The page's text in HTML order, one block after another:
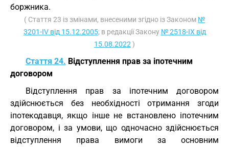
боржника.
( Стаття 23 із змінами, внесеними згідно із Законом №
3201-IV від 15.12.2005; в редакції Закону № 2518-IX від
15.08.2022 )
Стаття 24. Відступлення прав за іпотечним
договором
Відступлення прав за іпотечним договором
здійснюється без необхідності отримання згоди
іпотекодавця, якщо інше не встановлено іпотечним
договором, і за умови, що одночасно здійснюється
відступлення права вимоги за основним